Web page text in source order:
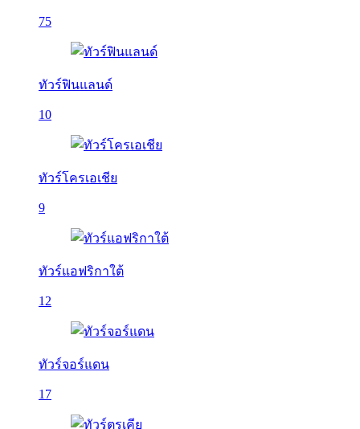
75
ทัวร์ฟินแลนด์
10
ทัวร์โครเอเชีย
9
ทัวร์แอฟริกาใต้
12
ทัวร์จอร์แดน
17